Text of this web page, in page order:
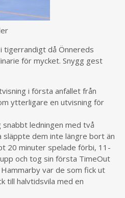
tigerrandigt då Önnereds
för mycket. Snygg gest
i första anfallet från
ytterligare en utvisning för
ledningen med två
släppte dem inte längre bort än
20 minuter spelade förbi, 11-
och tog sin första TimeOut
var de som fick ut
till halvtidsvila med en